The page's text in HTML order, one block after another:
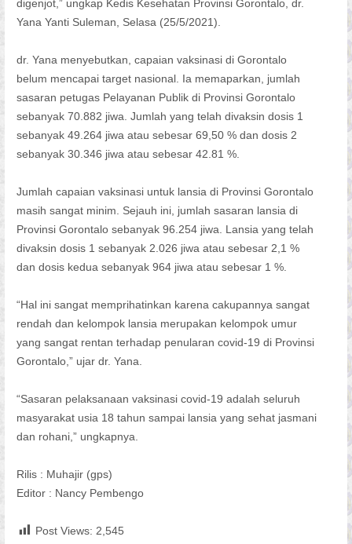
digenjot,” ungkap Kedis Kesehatan Provinsi Gorontalo, dr.
Yana Yanti Suleman, Selasa (25/5/2021).
dr. Yana menyebutkan, capaian vaksinasi di Gorontalo
belum mencapai target nasional. Ia memaparkan, jumlah
sasaran petugas Pelayanan Publik di Provinsi Gorontalo
sebanyak 70.882 jiwa. Jumlah yang telah divaksin dosis 1
sebanyak 49.264 jiwa atau sebesar 69,50 % dan dosis 2
sebanyak 30.346 jiwa atau sebesar 42.81 %.
Jumlah capaian vaksinasi untuk lansia di Provinsi Gorontalo
masih sangat minim. Sejauh ini, jumlah sasaran lansia di
Provinsi Gorontalo sebanyak 96.254 jiwa. Lansia yang telah
divaksin dosis 1 sebanyak 2.026 jiwa atau sebesar 2,1 %
dan dosis kedua sebanyak 964 jiwa atau sebesar 1 %.
“Hal ini sangat memprihatinkan karena cakupannya sangat
rendah dan kelompok lansia merupakan kelompok umur
yang sangat rentan terhadap penularan covid-19 di Provinsi
Gorontalo,” ujar dr. Yana.
“Sasaran pelaksanaan vaksinasi covid-19 adalah seluruh
masyarakat usia 18 tahun sampai lansia yang sehat jasmani
dan rohani,” ungkapnya.
Rilis : Muhajir (gps)
Editor : Nancy Pembengo
Post Views: 2,545